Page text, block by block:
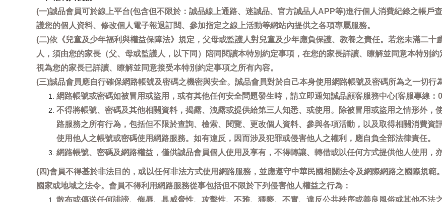
(一)誠品會員可於線上平台(包含但不限於：誠品線上通路、迷誠品、官方誠品人APP等)進行個人消費紀錄之帳戶
護您的個人資料、修改個人電子報退訂閱、參加指定之線上活動等網站內提供之各項專屬服務。
(二)依《兒童及少年福利與權益保障法》規定，父母或監護人對兒童及少年應負保護、教養之責任。若您未滿二
人，須由您的家長（父、母或監護人，以下同）陪同閱讀本特別約定事項，在您的家長詳讀、瞭解並同意本特別
視為您的家長已詳讀、瞭解並同意接受本特別約定事項之所有內容。
(三)誠品會員應自行確保網路帳號及密碼之機密與安全。誠品會員對於自己本身使用網路帳號及密碼所為之一切行
網路帳號或密碼如被冒用或盜用，或有其他任何安全問題發生時，請立即通知誠品顧客服務中心(客服專線：
不得將帳號、密碼及其他相關資料，揭露、洩露或提供給第三人知悉、或使用。除被冒用或盜用之情形外，
路服務之所有行為，包括但不限於查詢、檢索、閱覽、更改個人資料、參與各項活動，以及取得相關消費資
使用他人之帳號或密碼使用網路服務。如有違反，因而涉及犯罪或侵害他人之權利，應自負全部法律責任。
網路帳號、密碼及網路權益，僅供誠品會員個人使用及享有，不得轉讓、轉借或以任何方式提供他人使用，亦
(四)會員不得基於非法目的，或以任何非法方式使用網路服務，並應遵守中華民國相關法令及網際網路之國際規
國家或地域之法令。會員不得利用網路服務從事包括但不限於下列侵害他人權益之行為：
散布或傳送任何誹謗、侮辱、具威脅性、攻擊性、不雅、猥褻、不實、違反公共秩序或善良風俗或其他不法